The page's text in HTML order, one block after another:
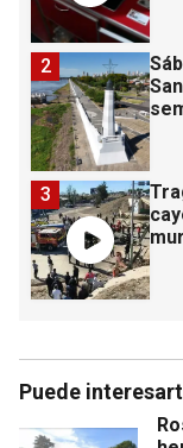
2
3
Puede